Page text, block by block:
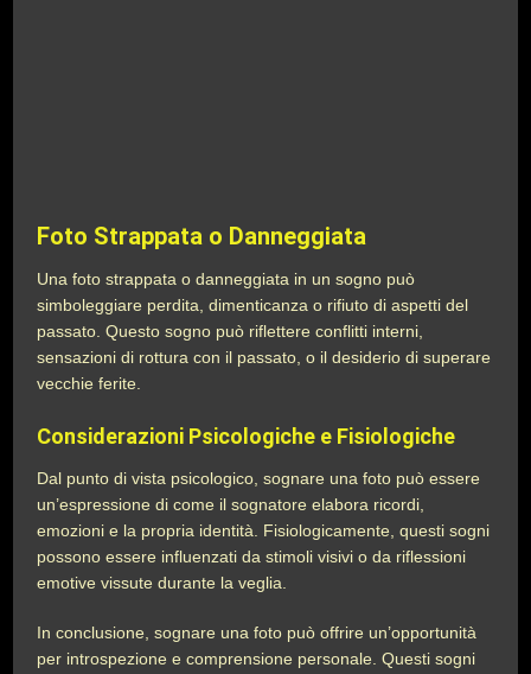
Foto Strappata o Danneggiata
Una foto strappata o danneggiata in un sogno può
simboleggiare perdita, dimenticanza o rifiuto di aspetti del
passato. Questo sogno può riflettere conflitti interni,
sensazioni di rottura con il passato, o il desiderio di superare
vecchie ferite.
Considerazioni Psicologiche e Fisiologiche
Dal punto di vista psicologico, sognare una foto può essere
un’espressione di come il sognatore elabora ricordi,
emozioni e la propria identità. Fisiologicamente, questi sogni
possono essere influenzati da stimoli visivi o da riflessioni
emotive vissute durante la veglia.
In conclusione, sognare una foto può offrire un’opportunità
per introspezione e comprensione personale. Questi sogni